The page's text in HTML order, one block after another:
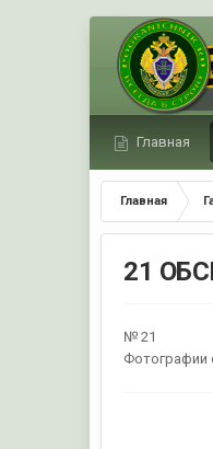
Главная
Главная
21
№ 21
Фотографии